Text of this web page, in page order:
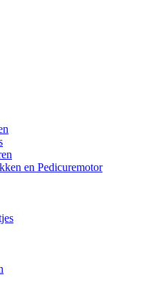
en Pedicuremotor